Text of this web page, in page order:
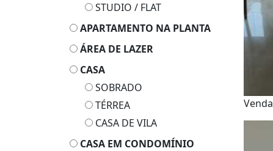
STUDIO / FLAT
APARTAMENTO NA PLANTA
ÁREA DE LAZER
CASA
SOBRADO
TÉRREA
CASA DE VILA
CASA EM CONDOMÍNIO
Venda